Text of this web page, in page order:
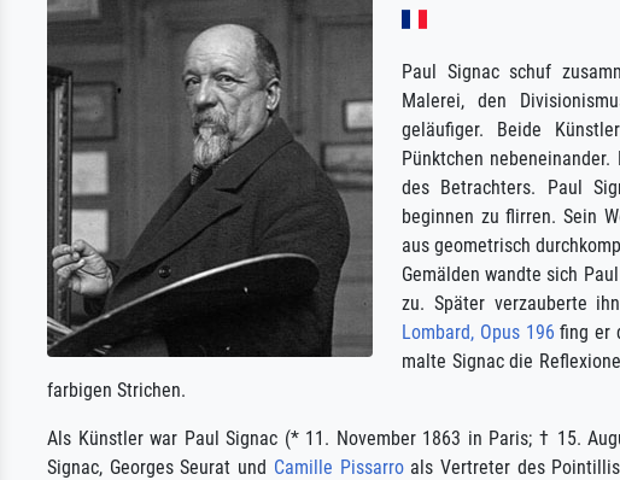
Paul Signac schuf
Malerei, den
geläufiger. Beide
Pünktchen
des Betrachters. Paul
beginnen zu flirren. Sein
aus geometrisch
Gemälden wandte sich
zu. Später verzauberte
Lombard, Opus 196 fing er
malte Signac die
farbigen Strichen.
Als Künstler war Paul Signac (* 11. November 1863 in Paris; † 15.
Signac, Georges Seurat und Camille Pissarroals Vertreter des